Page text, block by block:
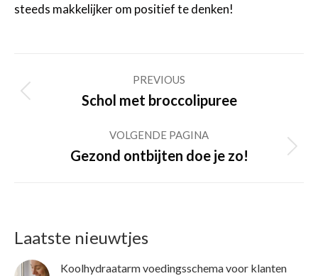
steeds makkelijker om positief te denken!
navigation
PREVIOUS
Previous
Schol met broccolipuree
VOLGENDE PAGINA
Volgende
Gezond ontbijten doe je zo!
Laatste nieuwtjes
Koolhydraatarm voedingsschema voor klanten